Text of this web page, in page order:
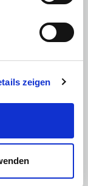
zeigen